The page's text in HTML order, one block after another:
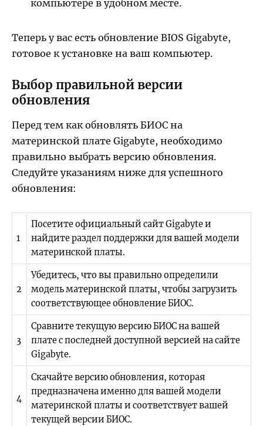
компьютере в удобном месте.
Теперь у вас есть обновление BIOS Gigabyte,
готовое к установке на ваш компьютер.
Выбор правильной версии
обновления
Перед тем как обновлять БИОС на
материнской плате Gigabyte, необходимо
правильно выбрать версию обновления.
Следуйте указаниям ниже для успешного
обновления:
1
Посетите официальный сайт Gigabyte и
найдите раздел поддержки для вашей модели
материнской платы.
2
Убедитесь, что вы правильно определили
модель материнской платы, чтобы загрузить
соответствующее обновление БИОС.
3
Сравните текущую версию БИОС на вашей
плате с последней доступной версией на сайте
Gigabyte.
4
Скачайте версию обновления, которая
предназначена именно для вашей модели
материнской платы и соответствует вашей
текущей версии БИОС.